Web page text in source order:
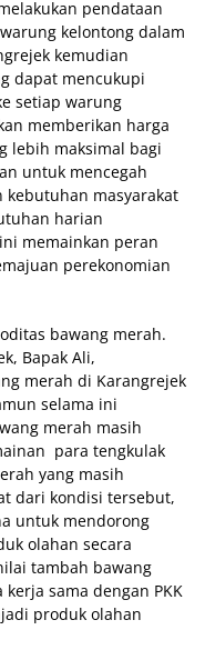
pendataan
kelontong dalam
kemudian
dapat mencukupi
setiap warung
memberikan harga
lebih maksimal bagi
untuk mencegah
masyarakat
harian
memainkan peran
perekonomian
bawang merah.
Bapak Ali,
merah di Karangrejek
selama ini
merah masih
para tengkulak
yang masih
dari kondisi tersebut,
untuk mendorong
olahan secara
tambah bawang
sama dengan PKK
produk olahan